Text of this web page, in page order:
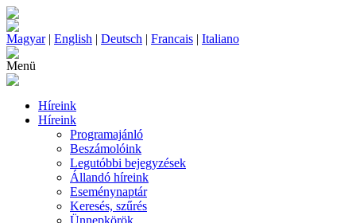
Magyar| English | Deutsch | Francais | Italiano
Menü
Híreink
Híreink
Programajánló
Beszámolóink
Legutóbbi bejegyzések
Állandó híreink
Eseménynaptár
Keresés, szűrés
Ünnepkörök